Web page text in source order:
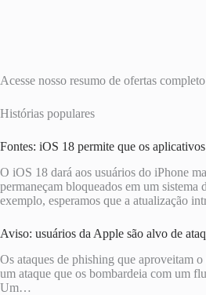
Acesse nosso resumo de ofertas
Histórias populares
Fontes: iOS 18 permite que os
O iOS 18 dará aos usuários do iPhone
permaneçam bloqueados em um
exemplo, esperamos que a atualização
Aviso: usuários da Apple são alvo de
Os ataques de phishing que aproveitam
um ataque que os bombardeia com um
Um…